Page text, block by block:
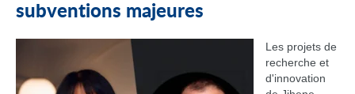
subventions majeures
Les projets de
recherche et
d'innovation